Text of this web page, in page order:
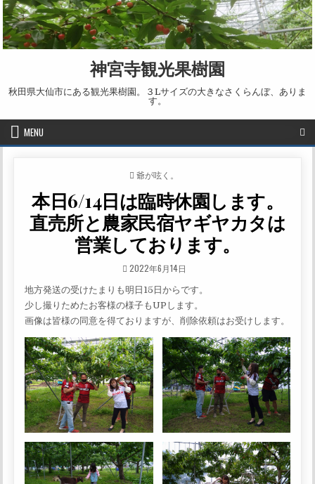
Skip to content
神宮寺観光果樹園
秋田県大仙市にある観光果樹園。３Lサイズの大きなさくらんぼ、ありま
す。
MENU
POSTED IN
爺が呟く。
本日6/14日は臨時休園します。
直売所と農家民宿ヤギヤカタは
営業しております。
PUBLISHED DATE:
2022年6月14日
地方発送の受けたまりも明日15日からです。
少し撮りためたお客様の様子もUPします。
画像は皆様の同意を得ておりますが、削除依頼はお受けします。